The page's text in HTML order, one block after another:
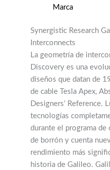
Marca
Synergistic Research
Interconnects
La geometría de
Discovery es una
diseños que datan de
de cable Tesla Apex,
Designers’ Reference.
tecnologías
durante el programa de
de borrón y cuenta
rendimiento más
historia de Galileo.